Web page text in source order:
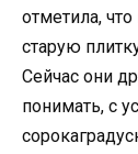
отметила,
старую
Сейчас они
понимать, с